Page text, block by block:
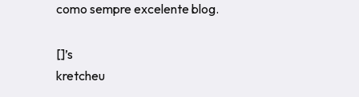
como sempre excelente blog.
[]’s
kretcheu